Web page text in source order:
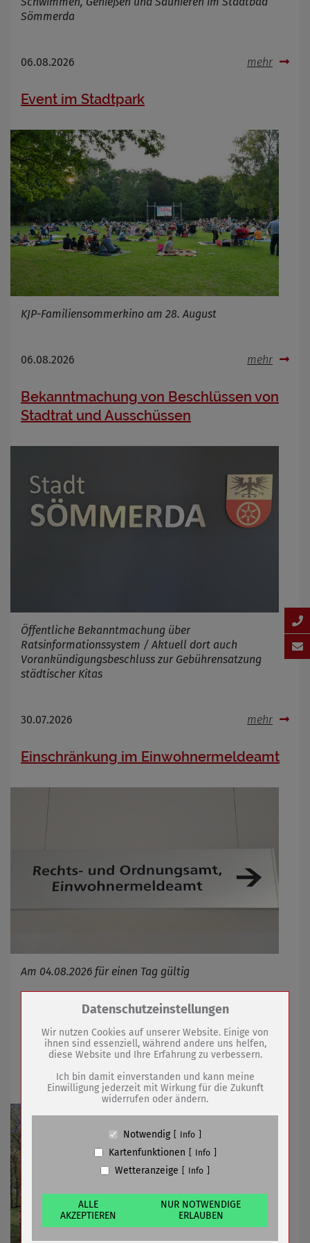
Sömmerda
06.08.2026 mehr
Event im Stadtpark
KJP-Familiensommerkino am 28. August
06.08.2026 mehr
Bekanntmachung von Beschlüssen von
Stadtrat und Ausschüssen
Öffentliche Bekanntmachung über
Ratsinformationssystem / Aktuell dort auch
Vorankündigungsbeschluss zur Gebührensatzung
städtischer Kitas
30.07.2026 mehr
Einschränkung im Einwohnermeldeamt
Am 04.08.2026 für einen Tag gültig
Bürgerinnen und Bürger können Ideen
für die Region einreichen
Zum Betrieb der Seite notwendige Cookies /
Name
PHP Session Cookie
Anbieter
Eigentümer dieser Website (Wenko-
Wenselaar GmbH & Co. KG)
Absicherung Kontaktformular / SPAM
Cookiespeicherung Entscheidungscookie
Anbieter
Eigentümer dieser Website (Wenko-
Wenselaar GmbH & Co. KG)
Zweck
Speichert die Einstellungen der Besucher
bezüglich der Speicherung von Cookies.
Datenschutzeinstellungen
Wir nutzen Cookies auf unserer Website. Einige von
ihnen sind essenziell, während andere uns helfen,
diese Website und Ihre Erfahrung zu verbessern.
Ich bin damit einverstanden und kann meine
Einwilligung jederzeit mit Wirkung für die Zukunft
widerrufen oder ändern.
Notwendig Info
Kartenfunktionen Info
Wetteranzeige Info
ALLE
AKZEPTIEREN
NUR NOTWENDIGE
ERLAUBEN